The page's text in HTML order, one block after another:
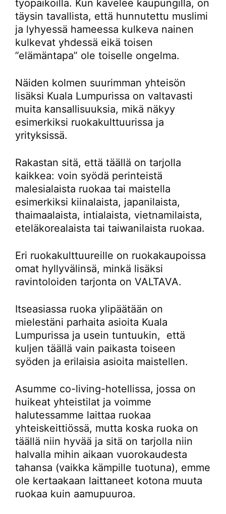
työpaikoilla. Kun kävelee kaupungilla, on
täysin tavallista, että hunnutettu muslimi
ja lyhyessä hameessa kulkeva nainen
kulkevat yhdessä eikä toisen
”elämäntapa” ole toiselle ongelma.
Näiden kolmen suurimman yhteisön
lisäksi Kuala Lumpurissa on valtavasti
muita kansallisuuksia, mikä näkyy
esimerkiksi ruokakulttuurissa ja
yrityksissä.
Rakastan sitä, että täällä on tarjolla
kaikkea: voin syödä perinteistä
malesialaista ruokaa tai maistella
esimerkiksi kiinalaista, japanilaista,
thaimaalaista, intialaista, vietnamilaista,
eteläkorealaista tai taiwanilaista ruokaa.
Eri ruokakulttuureille on ruokakaupoissa
omat hyllyvälinsä, minkä lisäksi
ravintoloiden tarjonta on VALTAVA.
Itseasiassa ruoka ylipäätään on
mielestäni parhaita asioita Kuala
Lumpurissa ja usein tuntuukin, että
kuljen täällä vain paikasta toiseen
syöden ja erilaisia asioita maistellen.
Asumme co-living-hotellissa, jossa on
huikeat yhteistilat ja voimme
halutessamme laittaa ruokaa
yhteiskeittiössä, mutta koska ruoka on
täällä niin hyvää ja sitä on tarjolla niin
halvalla mihin aikaan vuorokaudesta
tahansa (vaikka kämpille tuotuna), emme
ole kertaakaan laittaneet kotona muuta
ruokaa kuin aamupuuroa.